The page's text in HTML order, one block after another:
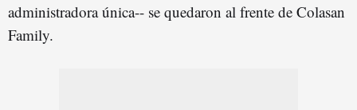
administradora única-- se quedaron al frente de Colasan
Family.